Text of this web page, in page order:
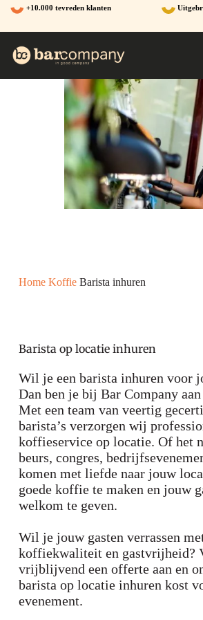
Ga
naar
de
+10.000 tevreden klanten
Home Koffie Barista inhuren
Barista op locatie inhuren
Wil je een barista inhuren voor
Dan ben je bij Bar Company
Met een team van veertig
barista’s verzorgen wij
koffieservice op locatie. Of het
beurs, congres,
komen met liefde naar jouw
goede koffie te maken en jouw
welkom te geven.
Wil je jouw gasten verrassen
koffiekwaliteit en gastvrijheid?
vrijblijvend een offerte aan en
barista op locatie inhuren kost
evenement.